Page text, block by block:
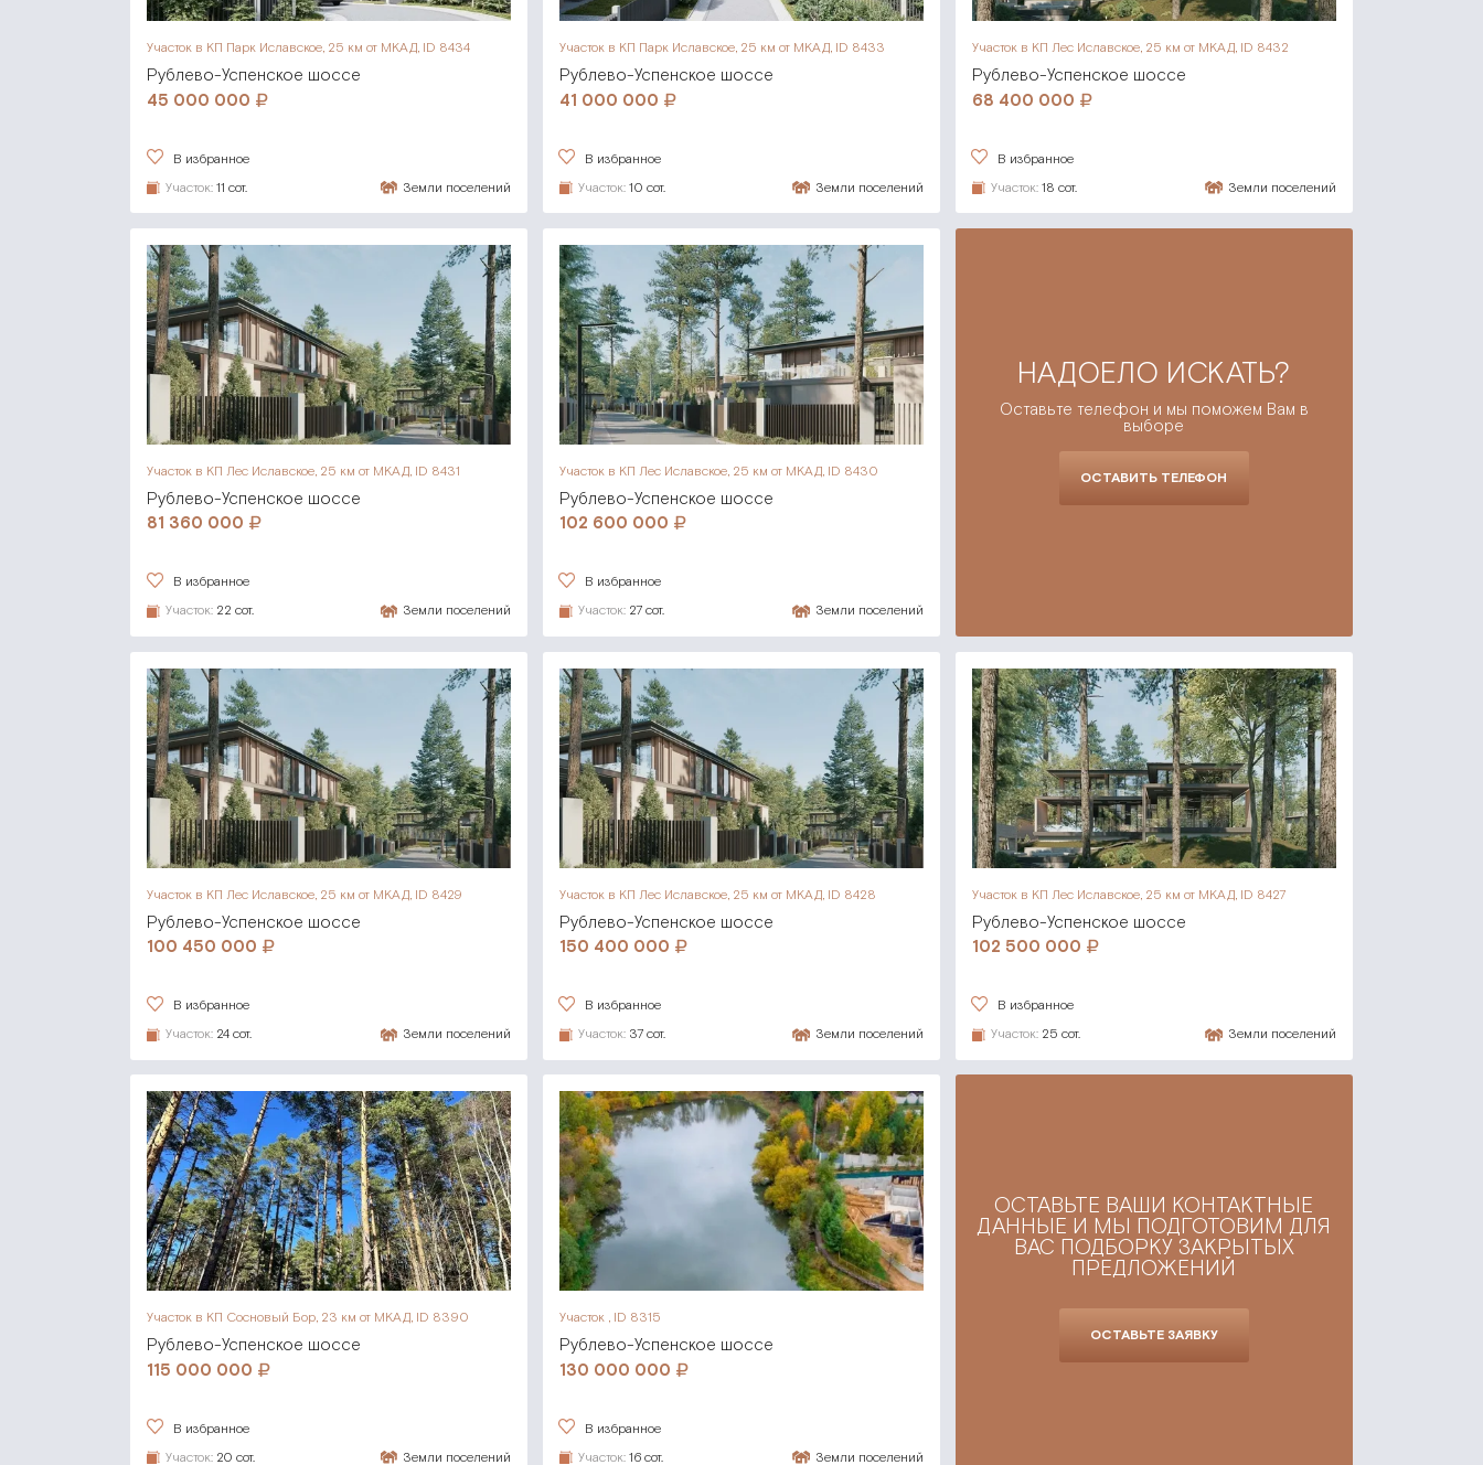
Участок в КП Парк Иславское, 25 км от МКАД, ID 8434
Рублево-Успенское шоссе
45 000 000
В избранное
Участок: 11 сот. Земли поселений
Участок в КП Парк Иславское, 25 км от МКАД, ID 8433
Рублево-Успенское шоссе
41 000 000
В избранное
Участок: 10 сот. Земли поселений
Участок в КП Лес Иславское, 25 км от МКАД, ID 8432
Рублево-Успенское шоссе
68 400 000
В избранное
Участок: 18 сот. Земли поселений
Участок в КП Лес Иславское, 25 км от МКАД, ID 8431
Рублево-Успенское шоссе
81 360 000
В избранное
Участок: 22 сот. Земли поселений
Участок в КП Лес Иславское, 25 км от МКАД, ID 8430
Рублево-Успенское шоссе
102 600 000
В избранное
Участок: 27 сот. Земли поселений
НАДОЕЛО ИСКАТЬ?
Оставьте телефон и мы поможем Вам в
выборе
ОСТАВИТЬ ТЕЛЕФОН
Участок в КП Лес Иславское, 25 км от МКАД, ID 8429
Рублево-Успенское шоссе
100 450 000
В избранное
Участок: 24 сот. Земли поселений
Участок в КП Лес Иславское, 25 км от МКАД, ID 8428
Рублево-Успенское шоссе
150 400 000
В избранное
Участок: 37 сот. Земли поселений
Участок в КП Лес Иславское, 25 км от МКАД, ID 8427
Рублево-Успенское шоссе
102 500 000
В избранное
Участок: 25 сот. Земли поселений
Участок в КП Сосновый Бор, 23 км от МКАД, ID 8390
Рублево-Успенское шоссе
115 000 000
В избранное
Участок: 20 сот. Земли поселений
Участок , ID 8315
Рублево-Успенское шоссе
130 000 000
В избранное
Участок: 16 сот. Земли поселений
ОСТАВЬТЕ ВАШИ КОНТАКТНЫЕ
ДАННЫЕ И МЫ ПОДГОТОВИМ ДЛЯ
ВАС ПОДБОРКУ ЗАКРЫТЫХ
ПРЕДЛОЖЕНИЙ
ОСТАВЬТЕ ЗАЯВКУ